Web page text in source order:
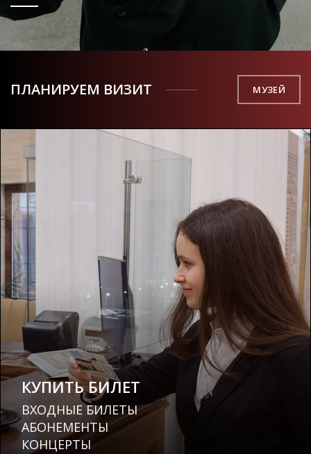
ПЛАНИРУЕМ ВИЗИТ МУЗЕЙ
КУПИТЬБИЛЕТ
ВХОДНЫЕ БИЛЕТЫ
АБОНЕМЕНТЫ
КОНЦЕРТЫ